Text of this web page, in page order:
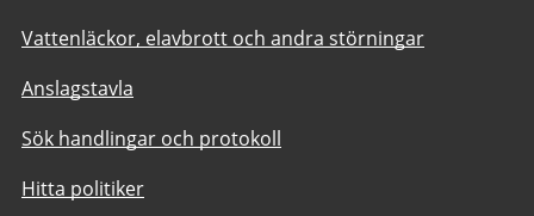
Vattenläckor, elavbrott och andra störningar
Anslagstavla
Sök handlingar och protokoll
Hitta politiker